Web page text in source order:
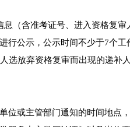
息（含准考证号、进入资格复
行公示，公示时间不少于7个
选放弃资格复审而出现的递补
位或主管部门通知的时间地点